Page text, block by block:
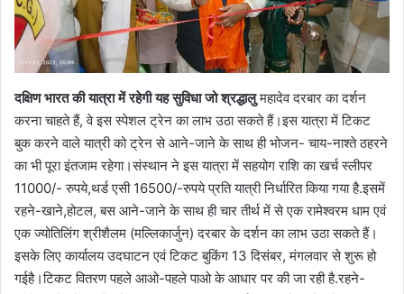
दक्षिण भारत की यात्रा में रहेगी यह सुविधा जो श्रद्धालुमहादेव दरबार का दर्शन
करना चाहते हैं, वे इस स्पेशल ट्रेन का लाभ उठा सकते हैं।इस यात्रा में टिकट
बुक करने वाले यात्री को ट्रेन से आने-जाने के साथ ही भोजन- चाय-नाश्ते ठहरने
का भी पूरा इंतजाम रहेगा।संस्थान ने इस यात्रा में सहयोग राशि का खर्च स्लीपर
11000/- रुपये,थर्ड एसी 16500/-रुपये प्रति यात्री निर्धारित किया गया है.इसमें
रहने-खाने,होटल, बस आने-जाने के साथ ही चार तीर्थ में से एक रामेश्वरम धाम एवं
एक ज्योतिलिंग श्रीशैलम (मल्लिकार्जुन) दरबार के दर्शन का लाभ उठा सकते हैं।
इसके लिए कार्यालय उदघाटन एवं टिकट बुकिंग 13 दिसंबर, मंगलवार से शुरू हो
गईहै।टिकट वितरण पहले आओ-पहले पाओ के आधार पर की जा रही है.रहने-